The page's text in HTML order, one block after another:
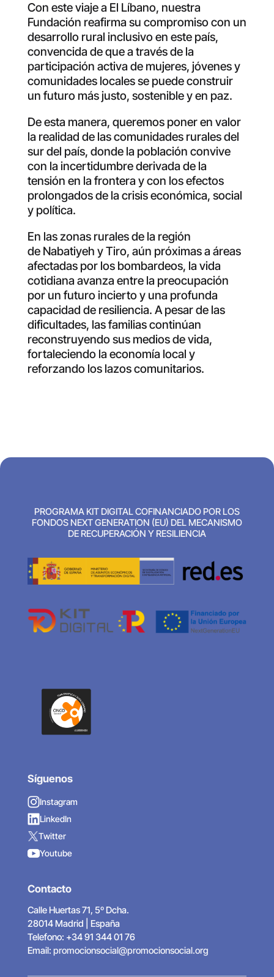
Con este viaje a El Líbano, nuestra
Fundación reafirma su compromiso con un
desarrollo rural inclusivo en este país,
convencida de que a través de la
participación activa de mujeres, jóvenes y
comunidades locales se puede construir
un futuro más justo, sostenible y en paz.
De esta manera, queremos poner en valor
la realidad de las comunidades rurales del
sur del país, donde la población convive
con la incertidumbre derivada de la
tensión en la frontera y con los efectos
prolongados de la crisis económica, social
y política.
En las zonas rurales de la región
de Nabatiyeh y Tiro, aún próximas a áreas
afectadas por los bombardeos, la vida
cotidiana avanza entre la preocupación
por un futuro incierto y una profunda
capacidad de resiliencia. A pesar de las
dificultades, las familias continúan
reconstruyendo sus medios de vida,
fortaleciendo la economía local y
reforzando los lazos comunitarios.
PROGRAMA KIT DIGITAL COFINANCIADO POR LOS
FONDOS NEXT GENERATION (EU) DEL MECANISMO
DE RECUPERACIÓN Y RESILIENCIA
Síguenos
Instagram
LinkedIn
Twitter
Youtube
Contacto
Calle Huertas 71, 5º Dcha.
28014 Madrid | España
Telefono: +34 91 344 01 76
Email: promocionsocial@promocionsocial.org